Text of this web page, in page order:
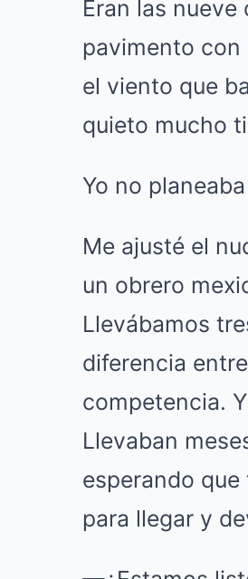
Eran las
pavimento con
el viento que
quieto mucho
Yo no
Me ajusté el
un obrero
Llevábamos
diferencia
competencia.
Llevaban
esperando
para llegar y